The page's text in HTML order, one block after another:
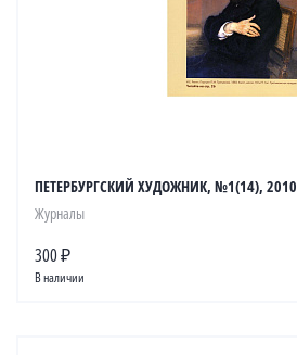
ПЕТЕРБУРГСКИЙ ХУДОЖНИК, №1(14), 2010
Журналы
300 ₽
В наличии